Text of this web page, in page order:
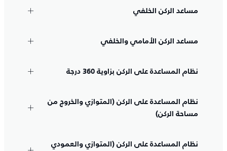
مساعد الركن الخلفي
مساعد الركن الأمامي والخلفي
نظام المساعدة على الركن بزاوية 360 درجة
نظام المساعدة على الركن (المتوازي والخروج من
مساحة الركن)
نظام المساعدة على الركن (المتوازي والعمودي